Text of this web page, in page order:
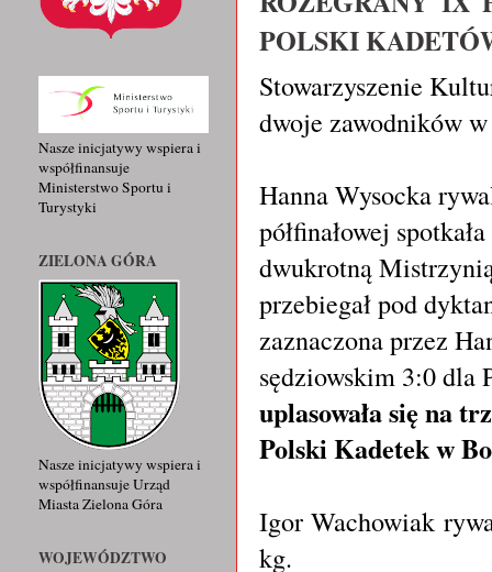
POLSKI
Stowarzyszenie
dwoje zawodników
Hanna Wysocka
półfinałowej
dwukrotną
przebiegał pod
zaznaczona przez
sędziowskim 3:0
uplasowała się na
Polski Kadetek w
Igor Wachowiak
kg.
Nasze inicjatywy wspiera i
współfinansuje
Ministerstwo Sportu i
Turystyki
ZIELONA GÓRA
Nasze inicjatywy wspiera i
współfinansuje Urząd
Miasta Zielona Góra
WOJEWÓDZTWO